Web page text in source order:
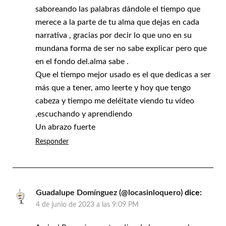
saboreando las palabras dándole el tiempo que
merece a la parte de tu alma que dejas en cada
narrativa , gracias por decir lo que uno en su
mundana forma de ser no sabe explicar pero que
en el fondo del.alma sabe .
Que el tiempo mejor usado es el que dedicas a ser
más que a tener, amo leerte y hoy que tengo
cabeza y tiempo me deléitate viendo tu vídeo
,escuchando y aprendiendo
Un abrazo fuerte
Responder
Guadalupe Domínguez (@locasinloquero) dice:
4 de junio de 2023 a las 9:09 PM